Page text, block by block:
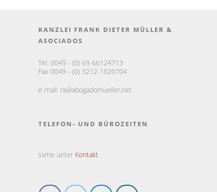
KANZLEI FRANK DIETER MÜLLER &
ASOCIADOS
Tel. 0049 - (0) 69-66124713
Fax 0049 - (0) 3212-1020704
e-mail: ra@abogadomueller.net
TELEFON- UND BÜROZEITEN
siehe unter Kontakt